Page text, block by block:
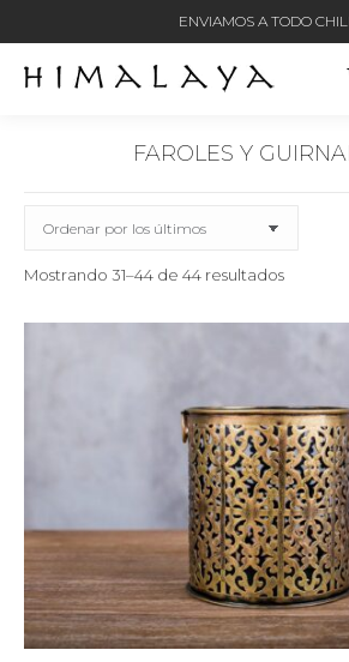
ENVIAMOS A TODO
FAROLES Y
Mostrando 31–44 de 44 resultados
los